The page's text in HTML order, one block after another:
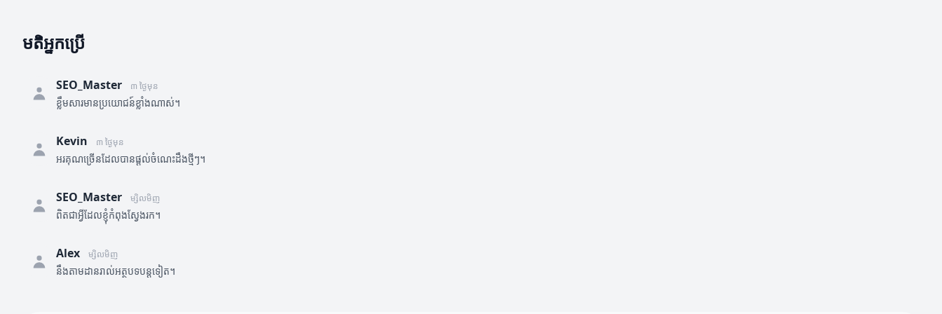
មតិអ្នកប្រើ
SEO_Master ៣ ថ្ងៃមុន
ខ្លឹមសារមានប្រយោជន៍ខ្លាំងណាស់។
Kevin ៣ ថ្ងៃមុន
អរគុណច្រើនដែលបានផ្តល់ចំណេះដឹងថ្មីៗ។
SEO_Master ម្សិលមិញ
ពិតជាអ្វីដែលខ្ញុំកំពុងស្វែងរក។
Alex ម្សិលមិញ
នឹងតាមដានរាល់អត្ថបទបន្តទៀត។